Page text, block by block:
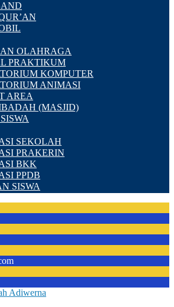
OLAHRAGA
PRAKTIKUM
KOMPUTER
ANIMASI
AREA
(MASJID)
SEKOLAH
PRAKERIN
BKK
PPDB
SISWA